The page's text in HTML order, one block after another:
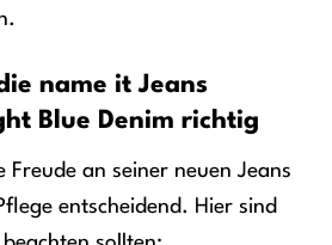
name it Jeans
Blue Denim richtig
Freude an seiner neuen Jeans
entscheidend. Hier sind